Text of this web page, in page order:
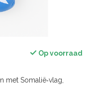
Op voorraad
met Somalië‑vlag,